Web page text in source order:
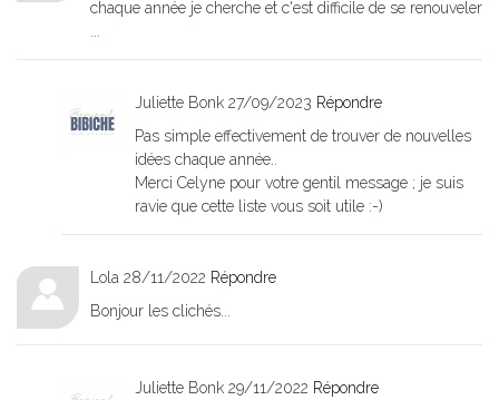
chaque année je cherche et c'est difficile de se renouveler
Juliette Bonk 27/09/2023 Répondre
Pas simple effectivement de trouver de nouvelles
idées chaque année..
Merci Celyne pour votre gentil message ; je suis
ravie que cette liste vous soit utile :-)
Lola 28/11/2022 Répondre
Bonjour les clichés...
Juliette Bonk 29/11/2022 Répondre